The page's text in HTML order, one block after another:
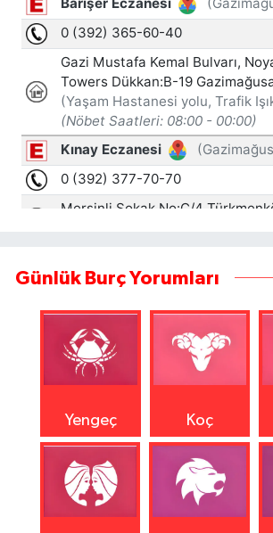
Günlük Burç Yorumları
Yengeç Koç